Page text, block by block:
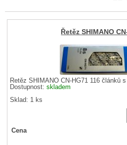
Řetěz SHIMANO
Řetěz SHIMANO CN-HG71 116 článků
Dostupnost:skladem
Sklad: 1 ks
Cena